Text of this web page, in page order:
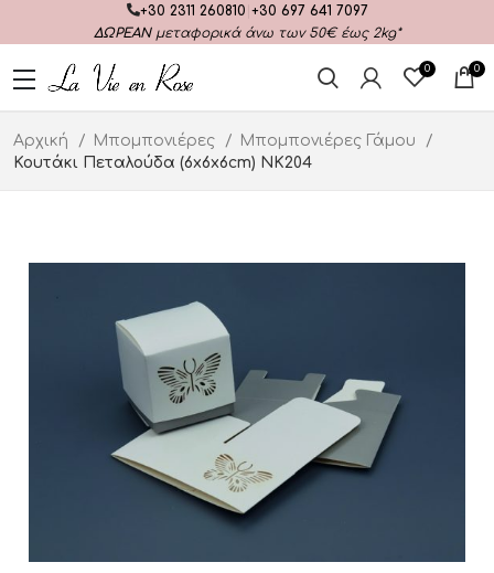
+30 2311 260810 +30 697 641 7097
ΔΩΡΕΑΝμεταφορικά άνω των 50€ έως 2kg*
0 0
Αρχική Μπομπονιέρες
Μπομπονιέρες Γάμου
Κουτάκι Πεταλούδα (6x6x6cm) ΝΚ204